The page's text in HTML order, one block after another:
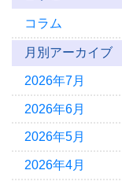
コラム
月別アーカイブ
2026年7月
2026年6月
2026年5月
2026年4月